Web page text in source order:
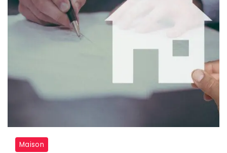
Maison